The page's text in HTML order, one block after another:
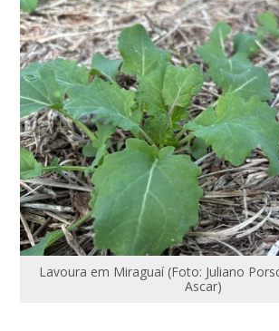
Lavoura em Miraguaí (Foto: Juliano
Ascar)